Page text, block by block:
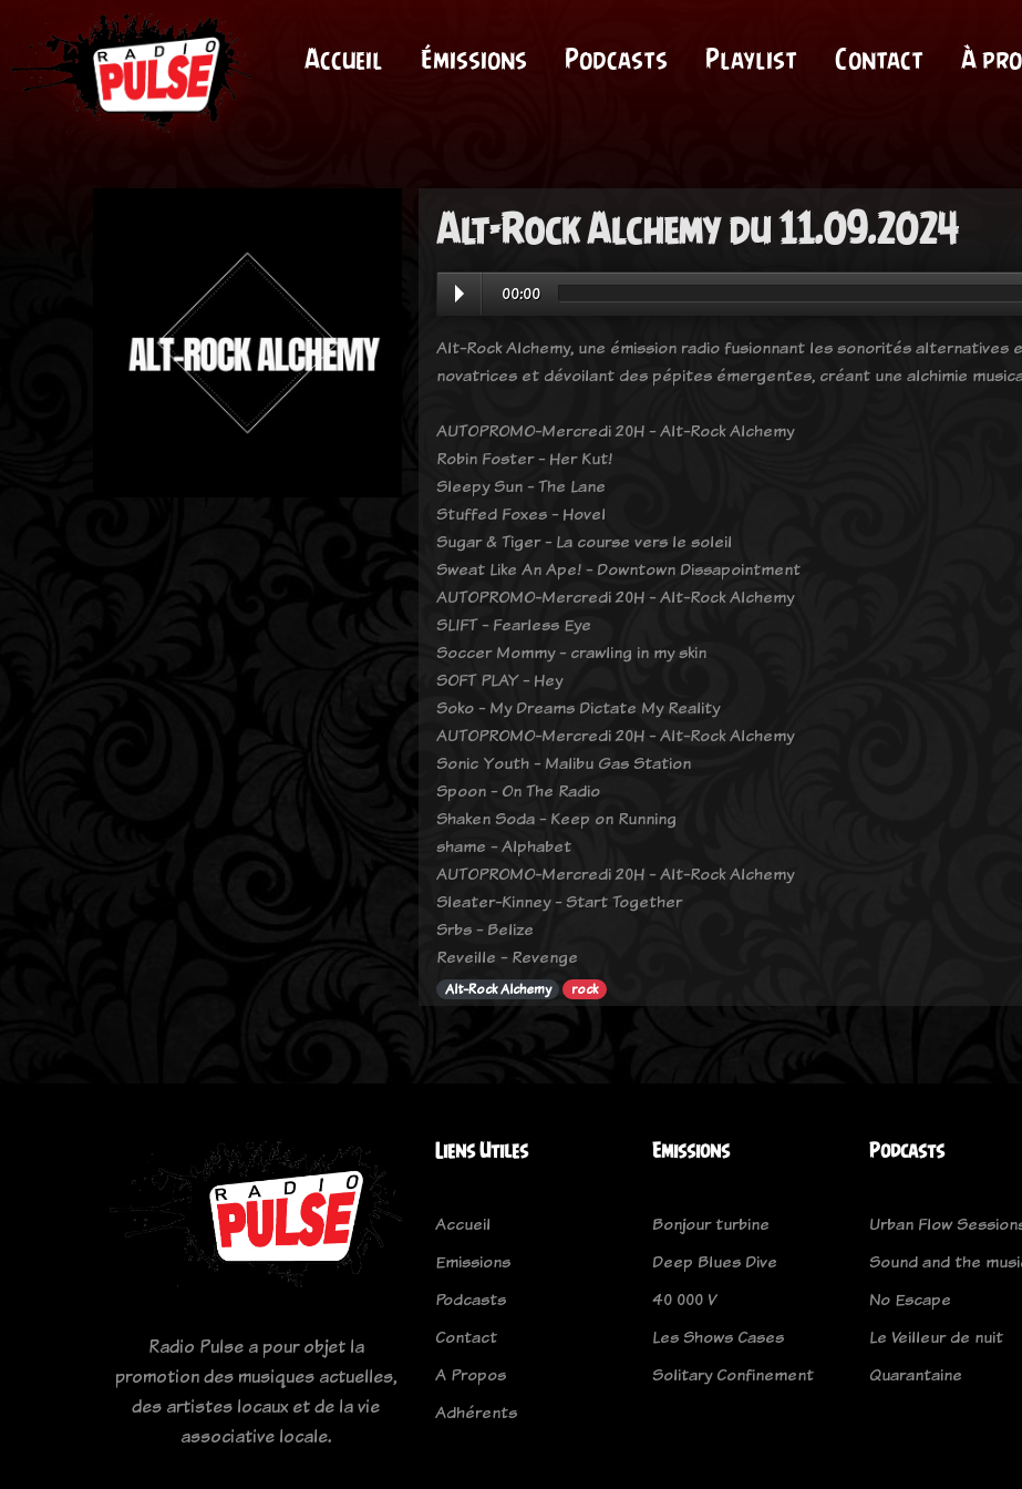
Accueil Émissions Podcasts Playlist Contact À
Alt-Rock Alchemy du 11.09.2024
00:00
Alt-Rock Alchemy, une émission radio fusionnant les sonorités
novatrices et dévoilant des pépites émergentes, créant une alchimie
AUTOPROMO-Mercredi 20H - Alt-Rock Alchemy
Robin Foster - Her Kut!
Sleepy Sun - The Lane
Stuffed Foxes - Hovel
Sugar & Tiger - La course vers le soleil
Sweat Like An Ape! - Downtown Dissapointment
AUTOPROMO-Mercredi 20H - Alt-Rock Alchemy
SLIFT - Fearless Eye
Soccer Mommy - crawling in my skin
SOFT PLAY - Hey
Soko - My Dreams Dictate My Reality
AUTOPROMO-Mercredi 20H - Alt-Rock Alchemy
Sonic Youth - Malibu Gas Station
Spoon - On The Radio
Shaken Soda - Keep on Running
shame - Alphabet
AUTOPROMO-Mercredi 20H - Alt-Rock Alchemy
Sleater-Kinney - Start Together
Srbs - Belize
Reveille - Revenge
Alt-Rock Alchemy rock
Radio Pulse a pour objet la
promotion des musiques actuelles,
des artistes locaux et de la vie
associative locale.
Liens Utiles
Accueil
Emissions
Podcasts
Contact
A Propos
Adhérents
Emissions
Bonjour turbine
Deep Blues Dive
40 000 V
Les Shows Cases
Solitary Confinement
Podcasts
Urban Flow
Sound and the
No Escape
Le Veilleur de nuit
Quarantaine